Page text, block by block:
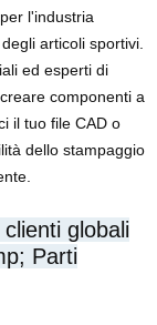
l'industria
articoli sportivi.
ed esperti di
componenti a
il tuo file CAD o
dello stampaggio
globali
Parti